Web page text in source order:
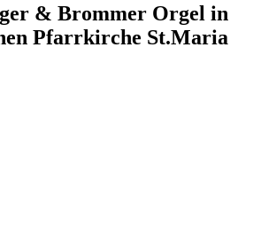
& Brommer Orgel in
Pfarrkirche St.Maria